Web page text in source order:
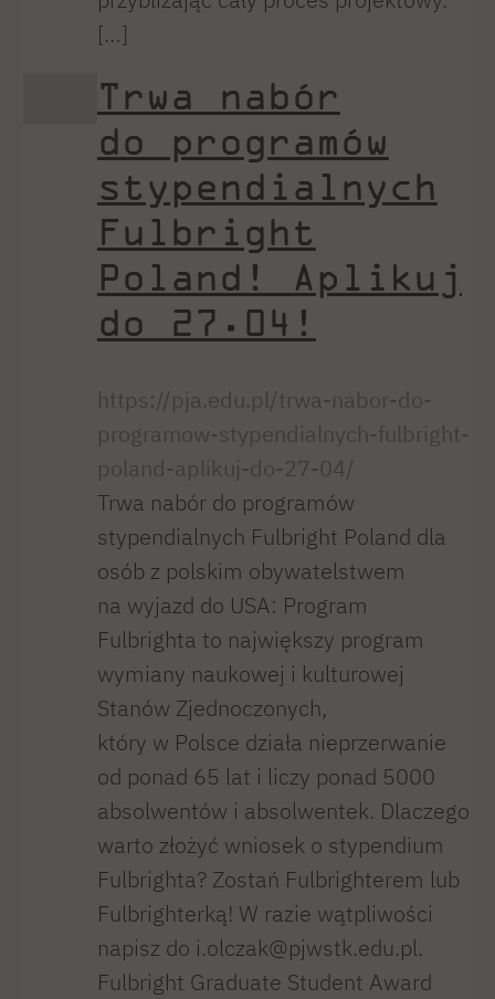
[…]
Trwa nabór
do programów
stypendialnych
Fulbright
Poland! Aplikuj
do 27.04!
https://pja.edu.pl/trwa-nabor-do-
programow-stypendialnych-fulbright-
poland-aplikuj-do-27-04/
Trwa nabór do programów
stypendialnych Fulbright Poland dla
osób z polskim obywatelstwem
na wyjazd do USA: Program
Fulbrighta to największy program
wymiany naukowej i kulturowej
Stanów Zjednoczonych,
który w Polsce działa nieprzerwanie
od ponad 65 lat i liczy ponad 5000
absolwentów i absolwentek. Dlaczego
warto złożyć wniosek o stypendium
Fulbrighta? Zostań Fulbrighterem lub
Fulbrighterką! W razie wątpliwości
napisz do i.olczak@pjwstk.edu.pl.
Fulbright Graduate Student Award